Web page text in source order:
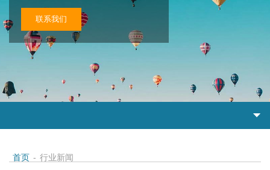
联系我们
首页 - 行业新闻